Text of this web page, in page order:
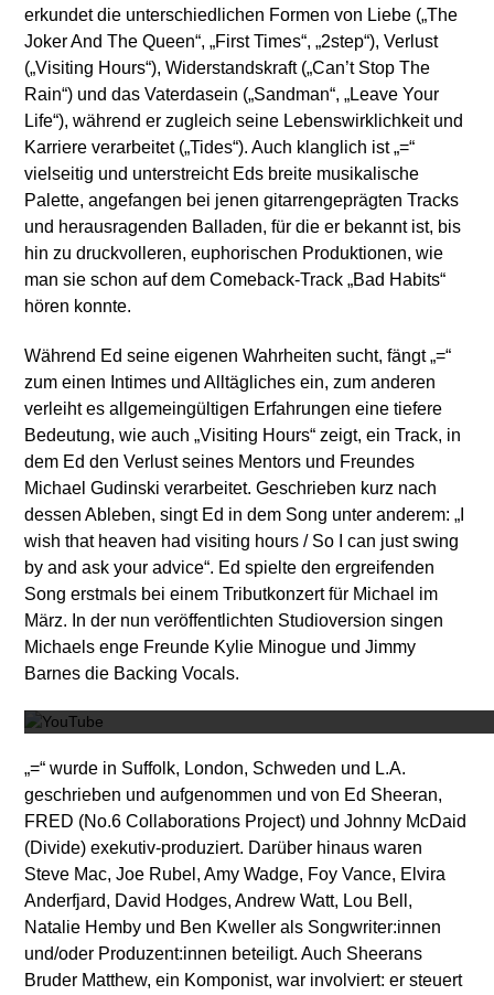
erkundet die unterschiedlichen Formen von Liebe („The
Joker And The Queen“, „First Times“, „2step“), Verlust
(„Visiting Hours“), Widerstandskraft („Can’t Stop The
Rain“) und das Vaterdasein („Sandman“, „Leave Your
Life“), während er zugleich seine Lebenswirklichkeit und
Karriere verarbeitet („Tides“). Auch klanglich ist „=“
vielseitig und unterstreicht Eds breite musikalische
Palette, angefangen bei jenen gitarrengeprägten Tracks
und herausragenden Balladen, für die er bekannt ist, bis
hin zu druckvolleren, euphorischen Produktionen, wie
man sie schon auf dem Comeback-Track „Bad Habits“
hören konnte.
Während Ed seine eigenen Wahrheiten sucht, fängt „=“
zum einen Intimes und Alltägliches ein, zum anderen
verleiht es allgemeingültigen Erfahrungen eine tiefere
Bedeutung, wie auch „Visiting Hours“ zeigt, ein Track, in
dem Ed den Verlust seines Mentors und Freundes
Michael Gudinski verarbeitet. Geschrieben kurz nach
dessen Ableben, singt Ed in dem Song unter anderem: „I
wish that heaven had visiting hours / So I can just swing
by and ask your advice“. Ed spielte den ergreifenden
Song erstmals bei einem Tributkonzert für Michael im
März. In der nun veröffentlichten Studioversion singen
Michaels enge Freunde Kylie Minogue und Jimmy
Barnes die Backing Vocals.
„=“ wurde in Suffolk, London, Schweden und L.A.
geschrieben und aufgenommen und von Ed Sheeran,
FRED (No.6 Collaborations Project) und Johnny McDaid
(Divide) exekutiv-produziert. Darüber hinaus waren
Steve Mac, Joe Rubel, Amy Wadge, Foy Vance, Elvira
Anderfjard, David Hodges, Andrew Watt, Lou Bell,
Natalie Hemby und Ben Kweller als Songwriter:innen
und/oder Produzent:innen beteiligt. Auch Sheerans
Bruder Matthew, ein Komponist, war involviert: er steuert